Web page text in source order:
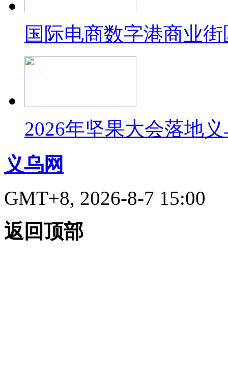
国际电商数字港商业
2026年坚果大会落地
义乌网
GMT+8, 2026-8-7 15:00
返回顶部